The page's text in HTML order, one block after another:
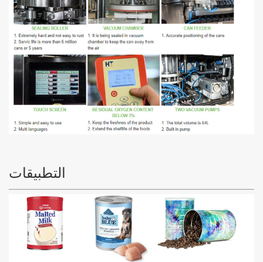
التطبيقات